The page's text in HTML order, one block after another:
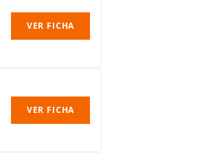
VER FICHA
VER FICHA